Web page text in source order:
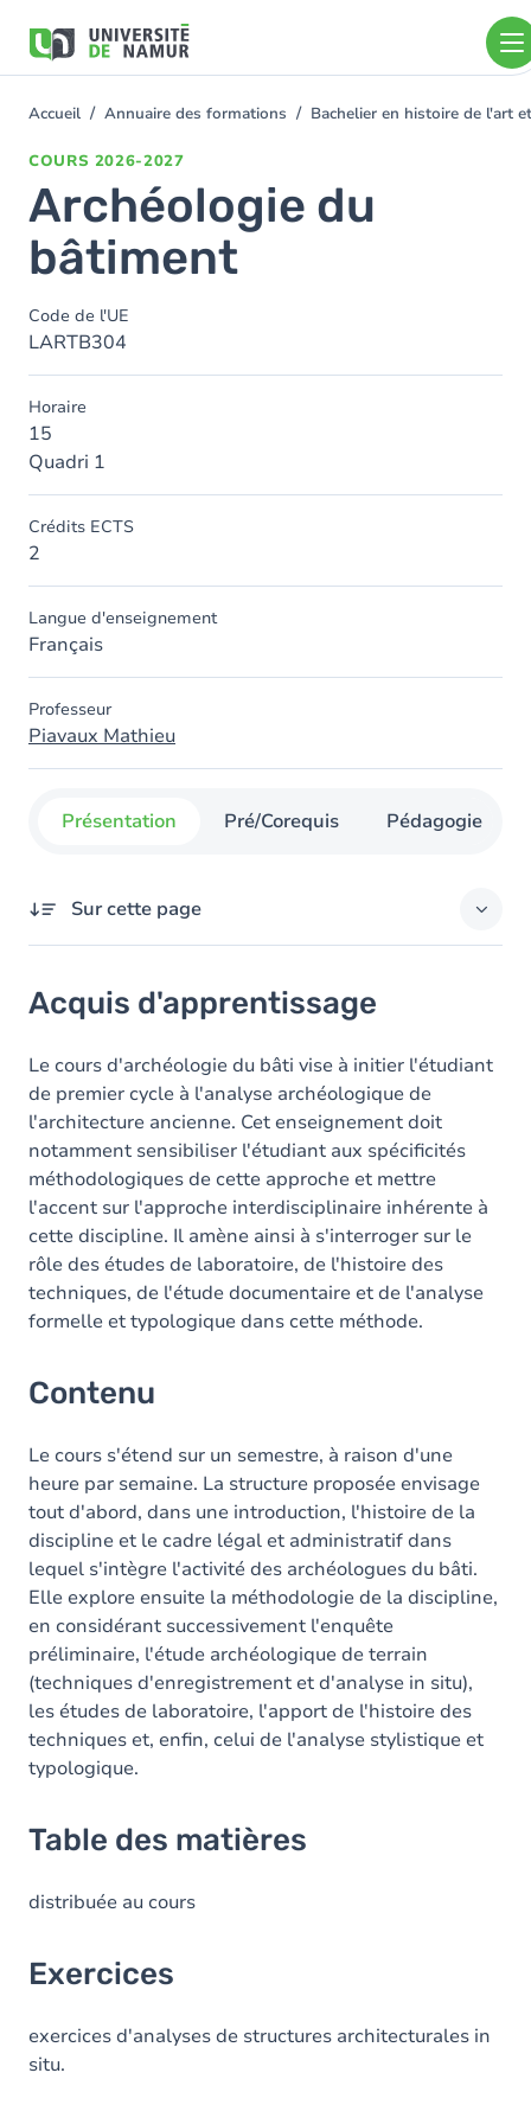
contenu
You
Accueil Annuaire des formations Bachelier en histoire de l'art
COURS 2026-2027
Archéologie du
bâtiment
Code de l'UE
LARTB304
Horaire
15
Quadri 1
Crédits ECTS
2
Langue d'enseignement
Français
Professeur
Piavaux Mathieu
Présentation Pré/Corequis Pédagogie
Sur cette page
Contenu
Table des matières
Exercices
Acquis d'apprentissage
Le cours d'archéologie du bâti vise à initier l'étudiant
de premier cycle à l'analyse archéologique de
l'architecture ancienne. Cet enseignement doit
notamment sensibiliser l'étudiant aux spécificités
méthodologiques de cette approche et mettre
l'accent sur l'approche interdisciplinaire inhérente à
cette discipline. Il amène ainsi à s'interroger sur le
rôle des études de laboratoire, de l'histoire des
techniques, de l'étude documentaire et de l'analyse
formelle et typologique dans cette méthode.
Contenu
Le cours s'étend sur un semestre, à raison d'une
heure par semaine. La structure proposée envisage
tout d'abord, dans une introduction, l'histoire de la
discipline et le cadre légal et administratif dans
lequel s'intègre l'activité des archéologues du bâti.
Elle explore ensuite la méthodologie de la discipline,
en considérant successivement l'enquête
préliminaire, l'étude archéologique de terrain
(techniques d'enregistrement et d'analyse in situ),
les études de laboratoire, l'apport de l'histoire des
techniques et, enfin, celui de l'analyse stylistique et
typologique.
Table des matières
distribuée au cours
Exercices
exercices d'analyses de structures architecturales in
situ.